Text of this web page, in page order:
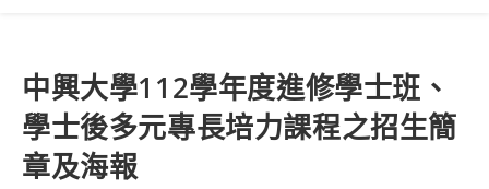
中興大學112學年度進修學士班、
學士後多元專長培力課程之招生簡
章及海報